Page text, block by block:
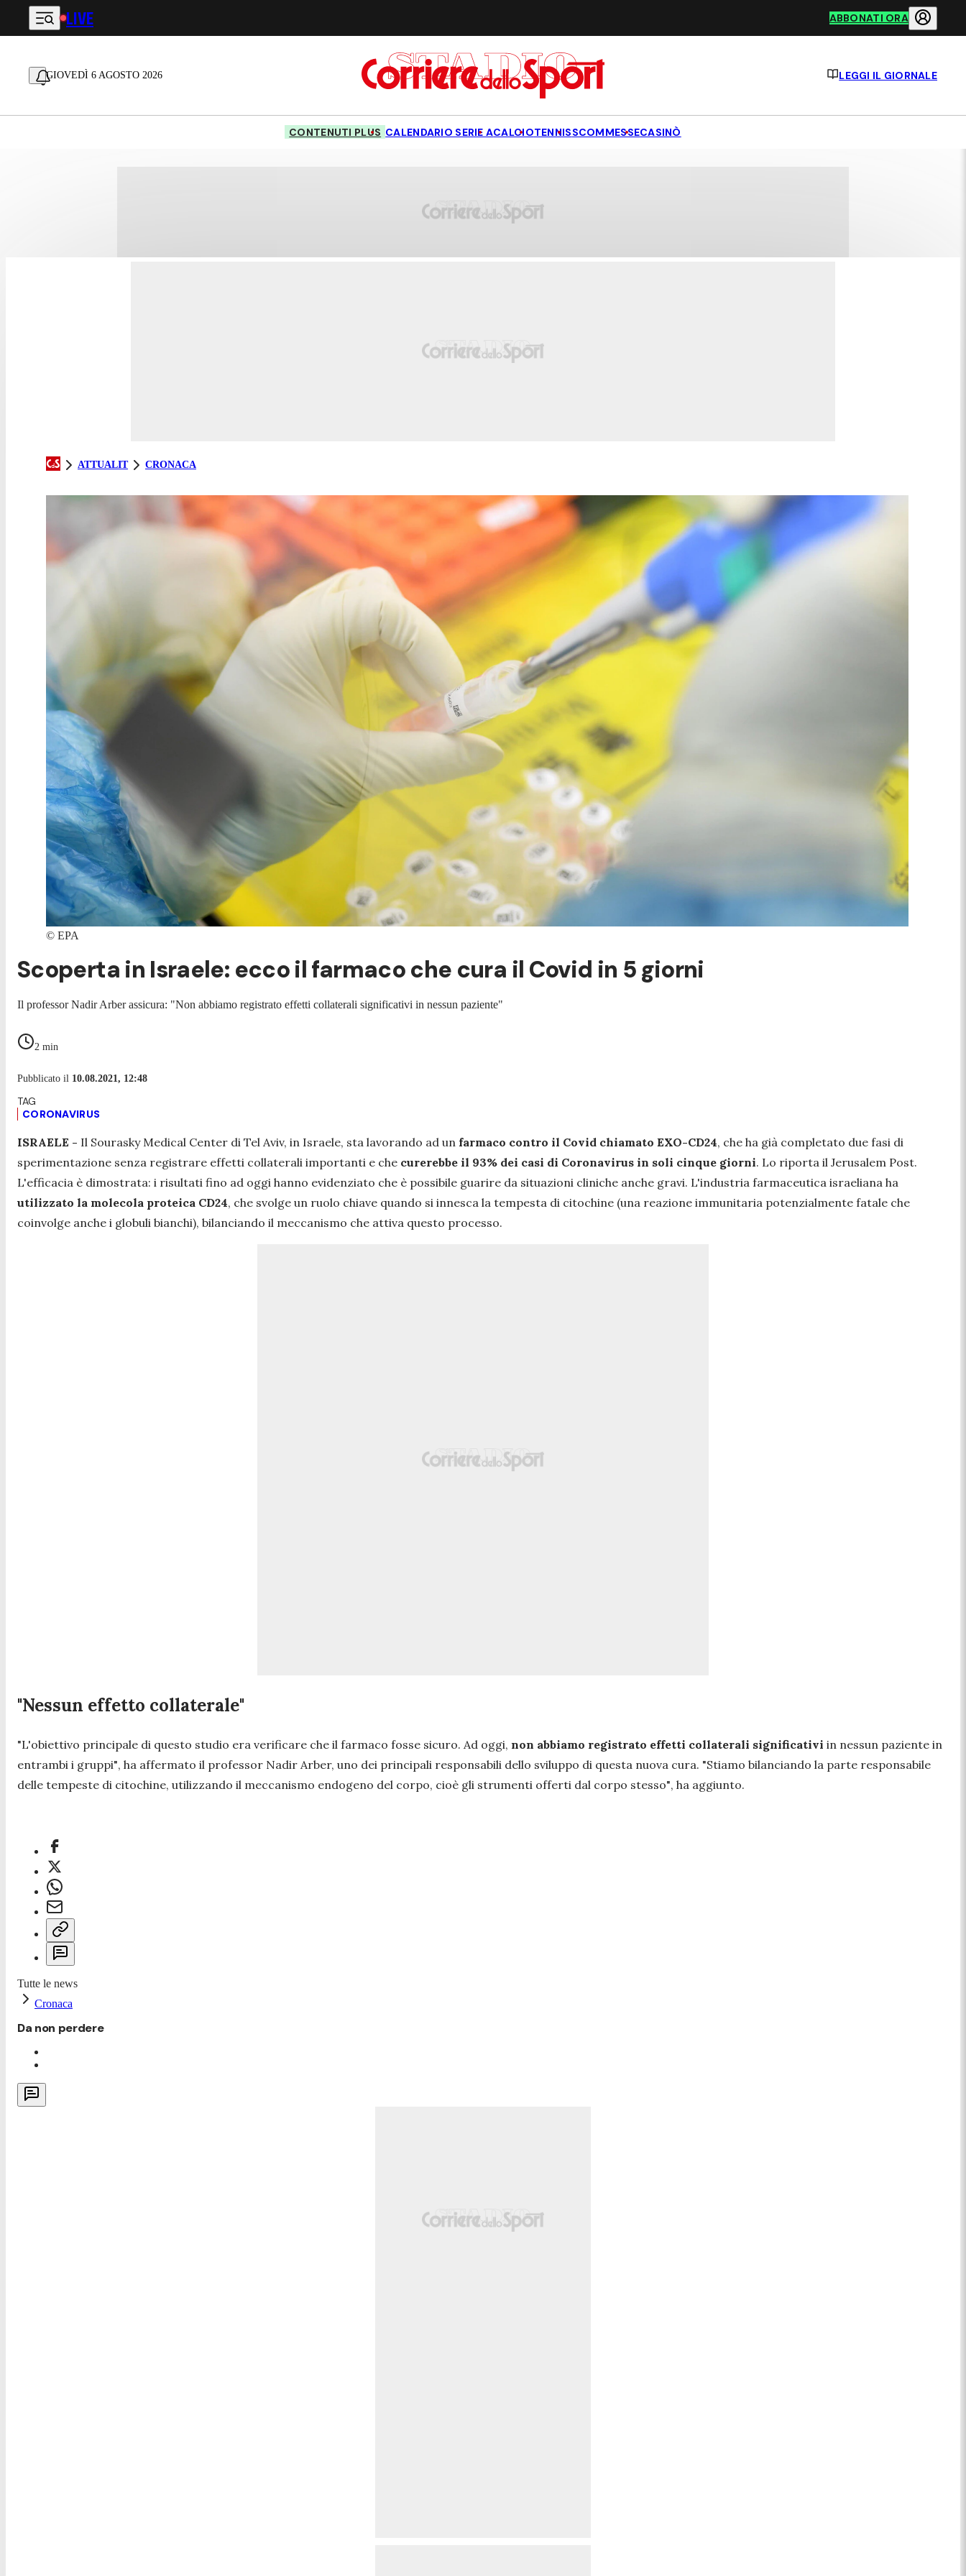
Vai al contenuto principale
LIVE ABBONATI ORA
GIOVEDÌ 6 AGOSTO 2026 LEGGI IL GIORNALE
CONTENUTI PLUS CALENDARIO SERIE ACALCIOTENNISSCOMMESSECASINÒ
ATTUALIT CRONACA
© EPA
Scoperta in Israele: ecco il farmaco che cura il Covid in 5 giorni
Il professor Nadir Arber assicura: "Non abbiamo registrato effetti collaterali significativi in nessun paziente"
2 min
Pubblicato il 10.08.2021, 12:48
CORONAVIRUS
ISRAELE - Il Sourasky Medical Center di Tel Aviv, in Israele, sta lavorando ad un farmaco contro il Covid chiamato EXO-CD24, che ha già completato due fasi di
sperimentazione senza registrare effetti collaterali importanti e che curerebbe il 93% dei casi di Coronavirus in soli cinque giorni. Lo riporta il Jerusalem Post.
L'efficacia è dimostrata: i risultati fino ad oggi hanno evidenziato che è possibile guarire da situazioni cliniche anche gravi. L'industria farmaceutica israeliana ha
utilizzato la molecola proteica CD24, che svolge un ruolo chiave quando si innesca la tempesta di citochine (una reazione immunitaria potenzialmente fatale che
coinvolge anche i globuli bianchi), bilanciando il meccanismo che attiva questo processo.
"Nessun effetto collaterale"
"L'obiettivo principale di questo studio era verificare che il farmaco fosse sicuro. Ad oggi, non abbiamo registrato effetti collaterali significativi in nessun paziente in
entrambi i gruppi", ha affermato il professor Nadir Arber, uno dei principali responsabili dello sviluppo di questa nuova cura. "Stiamo bilanciando la parte responsabile
delle tempeste di citochine, utilizzando il meccanismo endogeno del corpo, cioè gli strumenti offerti dal corpo stesso", ha aggiunto.
Tutte le news
Cronaca
Da non perdere